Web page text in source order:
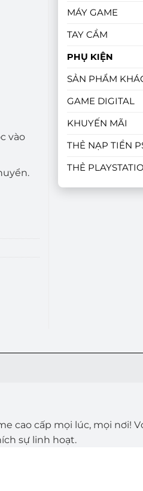
vào
Giải Trí Di Động số lượng
MÁY GAME
TAY CẦM
PHỤ KIỆN
SẢN PHẨM
GAME DIGITAL
KHUYẾN MÃI
THẺ NẠP TIỀN
THẺ
cao cấp mọi lúc, mọi nơi!
sự linh hoạt.